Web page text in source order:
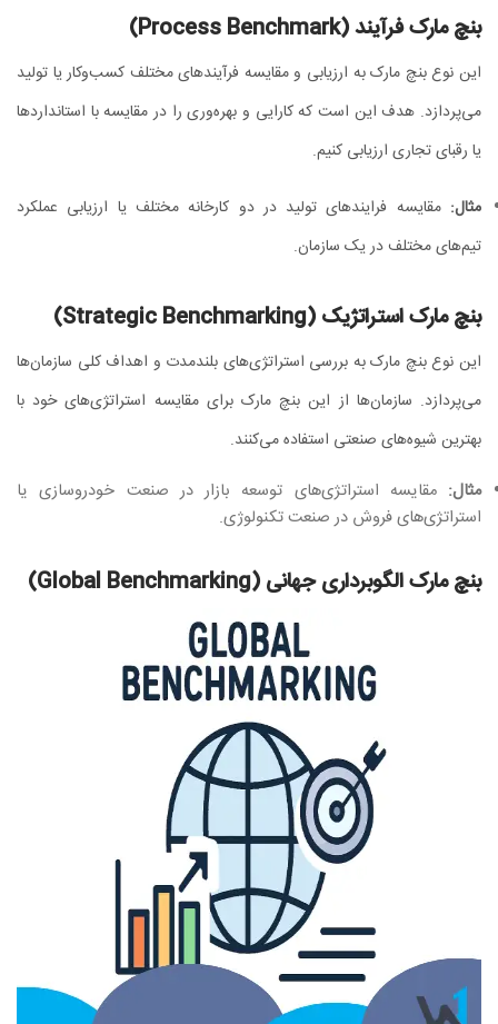
بنچ‌ مارک فرآیند (Process Benchmark)
این نوع بنچ‌ مارک به ارزیابی و مقایسه فرآیندهای مختلف کسب‌وکار یا تولید
می‌پردازد. هدف این است که کارایی و بهره‌وری را در مقایسه با استانداردها
یا رقبای تجاری ارزیابی کنیم.
مثال: مقایسه فرایندهای تولید در دو کارخانه مختلف یا ارزیابی عملکرد
تیم‌های مختلف در یک سازمان.
بنچ‌ مارک استراتژیک (Strategic Benchmarking)
این نوع بنچ‌ مارک به بررسی استراتژی‌های بلندمدت و اهداف کلی سازمان‌ها
می‌پردازد. سازمان‌ها از این بنچ‌ مارک برای مقایسه استراتژی‌های خود با
بهترین شیوه‌های صنعتی استفاده می‌کنند.
مثال: مقایسه استراتژی‌های توسعه بازار در صنعت خودروسازی یا
استراتژی‌های فروش در صنعت تکنولوژی.
بنچ‌ مارک الگوبرداری جهانی (Global Benchmarking)